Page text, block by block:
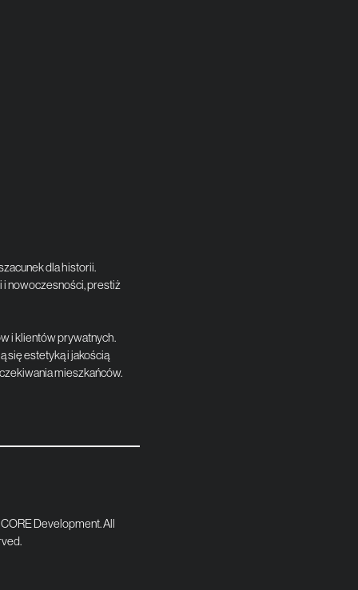
dla historii.
i nowoczesności, prestiż
i klientów prywatnych.
się estetyką i jakością
mieszkańców.
Development. All